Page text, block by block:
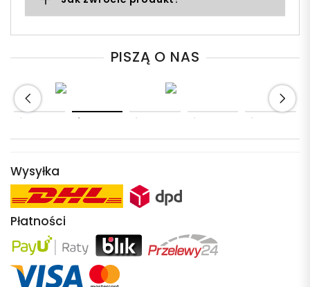
PISZĄ O NAS
Wysyłka
Płatności